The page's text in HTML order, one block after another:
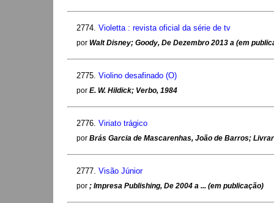
2774. Violetta : revista oficial da série de tv
por Walt Disney; Goody, De Dezembro 2013 a (em
2775. Violino desafinado (O)
por E. W. Hildick; Verbo, 1984
2776. Viriato trágico
por Brás Garcia de Mascarenhas, João de Barros;
2777. Visão Júnior
por ; Impresa Publishing, De 2004 a ... (em publicação)